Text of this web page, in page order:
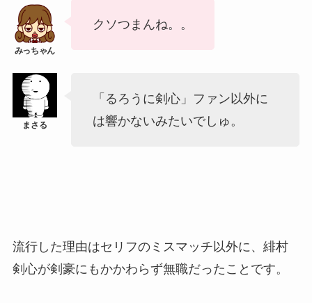
クソつまんね。。
「るろうに剣心」ファン以外に
は響かないみたいでしゅ。
流行した理由はセリフのミスマッチ以外に、緋村
剣心が剣豪にもかかわらず無職だったことです。